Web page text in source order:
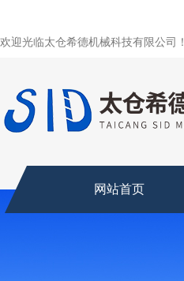
欢迎光临太仓希德机械科技有限公司！
网站首页